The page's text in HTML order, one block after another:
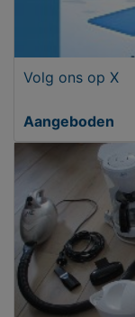
Volg ons op X
Aangeboden